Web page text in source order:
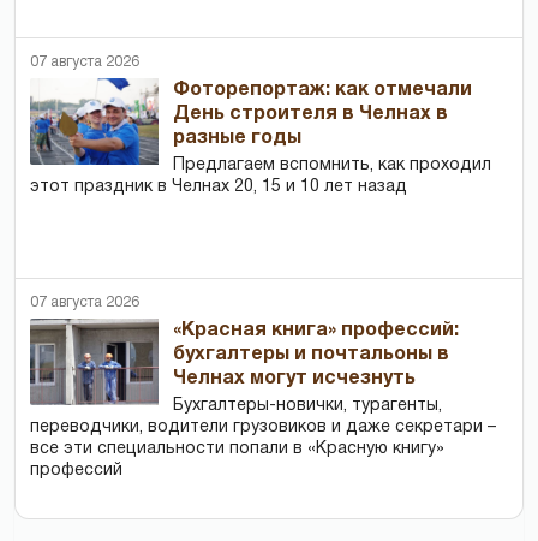
07 августа 2026
Фоторепортаж: как отмечали
День строителя в Челнах в
разные годы
Предлагаем вспомнить, как проходил
этот праздник в Челнах 20, 15 и 10 лет назад
07 августа 2026
«Красная книга» профессий:
бухгалтеры и почтальоны в
Челнах могут исчезнуть
Бухгалтеры-новички, тур­агенты,
переводчики, водители грузовиков и даже секретари –
все эти специальности попали в «Красную книгу»
профессий